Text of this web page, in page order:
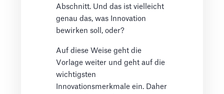
Abschnitt. Und das ist vielleicht
genau das, was Innovation
bewirken soll, oder?
Auf diese Weise geht die
Vorlage weiter und geht auf die
wichtigsten
Innovationsmerkmale ein. Daher